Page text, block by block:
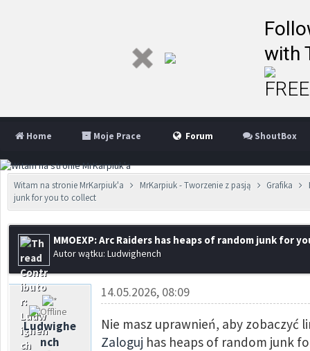
with
Home Moje Prace Forum ShoutBox
Witam na stronie MrKarpiuk'a MrKarpiuk - Tworzenie z pasją Grafika
junk for you to collect
MMOEXP: Arc Raiders has heaps of random junk for
Autor wątku: Ludwighench
Ludwighe
nch
14.05.2026, 08:09
Nie masz uprawnień, aby zobaczyć
Zaloguj has heaps of random junk